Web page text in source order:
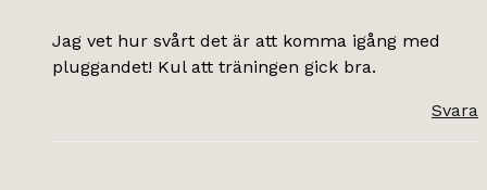
Jag vet hur svårt det är att komma igång med
pluggandet! Kul att träningen gick bra.
Svara